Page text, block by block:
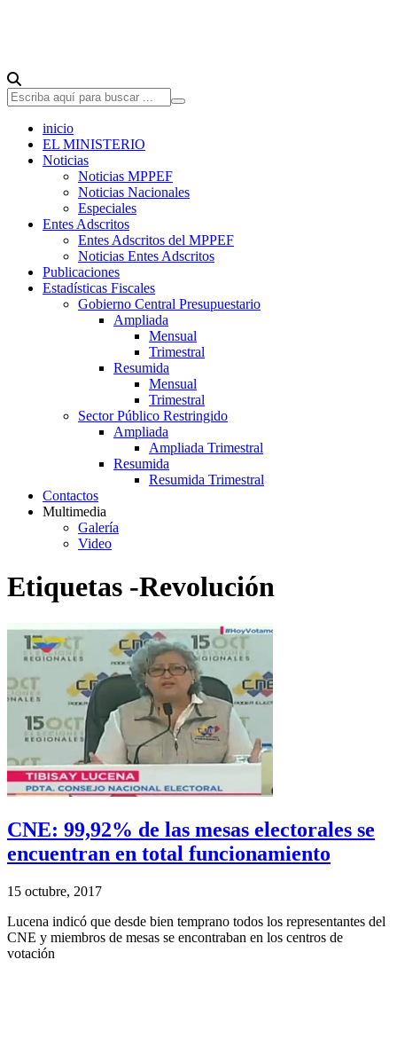
inicio
EL MINISTERIO
Noticias
Noticias MPPEF
Noticias Nacionales
Especiales
Entes Adscritos
Entes Adscritos del MPPEF
Noticias Entes Adscritos
Publicaciones
Estadísticas Fiscales
Gobierno Central Presupuestario
Ampliada
Mensual
Trimestral
Resumida
Mensual
Trimestral
Sector Público Restringido
Ampliada
Ampliada Trimestral
Resumida
Resumida Trimestral
Contactos
Multimedia
Galería
Video
Etiquetas -Revolución
CNE: 99,92% de las mesas electorales se
encuentran en total funcionamiento
15 octubre, 2017
Lucena indicó que desde bien temprano todos los representantes del
CNE y miembros de mesas se encontraban en los centros de
votación